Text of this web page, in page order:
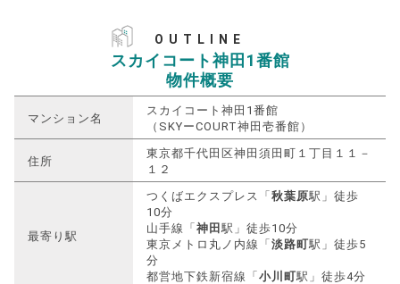
OUTLINE
スカイコート神田1番館
物件概要
マンション名
スカイコート神田1番館
（SKYーCOURT神田壱番館）
住所
東京都千代田区神田須田町１丁目１１－
１２
最寄り駅
つくばエクスプレス「秋葉原駅」徒歩
10分
山手線「神田駅」徒歩10分
東京メトロ丸ノ内線「淡路町駅」徒歩5
分
都営地下鉄新宿線「小川町駅」徒歩4分